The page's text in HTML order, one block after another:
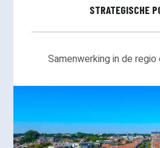
STRATEGISCHE
Samenwerking in de